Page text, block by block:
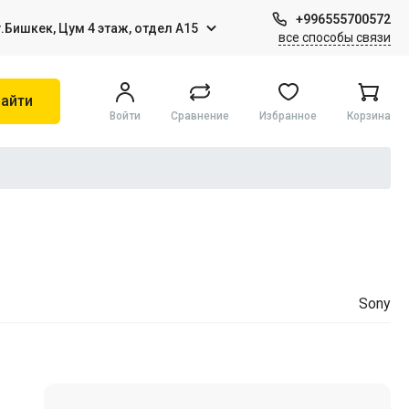
Цум 4 этаж, отдел А15
+996555700572
все способы связи
Войти Сравнение Избранное Корзина
Sony